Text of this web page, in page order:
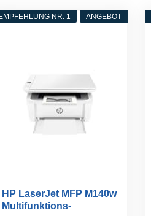
ANGEBOT
NR. 1
HP LaserJet MFP M140w
Multifunktions-